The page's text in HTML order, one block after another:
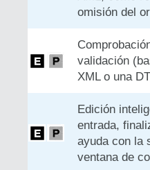
omisión del
validación
XML o una
Edición
entrada,
ayuda con la
ventana de